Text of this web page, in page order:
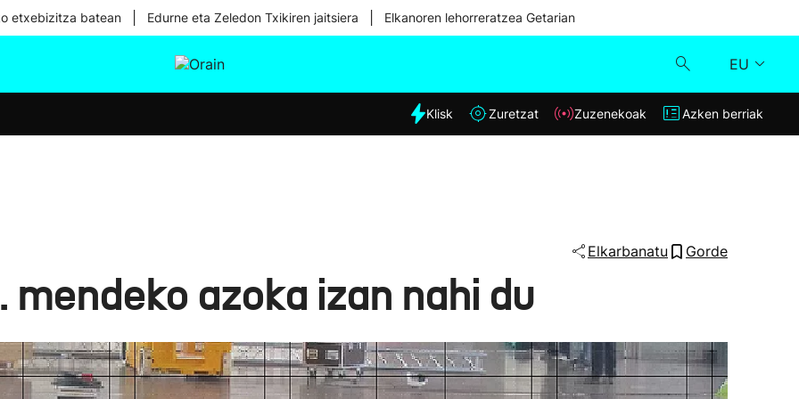
etxebizitza batean Edurne eta Zeledon Txikiren jaitsiera Elkanoren lehorreratzea Getarian
EU
Eguraldia
Klisk
Klisk Zuretzat Zuzenekoak Azken berriak
Elkarbanatu Gorde
azoka izan nahi du